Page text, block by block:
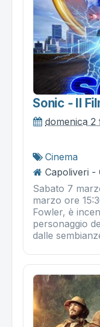
Sonic - Il
domenica 2
Cinema
Capoliveri -
Sabato 7
marzo ore
Fowler, è
personaggio
dalle